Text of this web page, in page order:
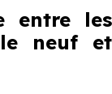
entre les
neuf et